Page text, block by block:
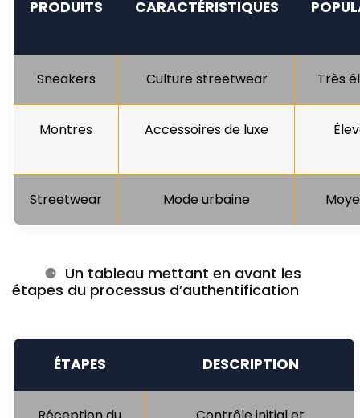
PRODUITS CARACTÉRISTIQUES
Sneakers Culture streetwear Très
Montres Accessoires de luxe
Streetwear Mode urbaine
Un tableau mettant en avant les
étapes du processus d’authentification
ÉTAPES DESCRIPTION